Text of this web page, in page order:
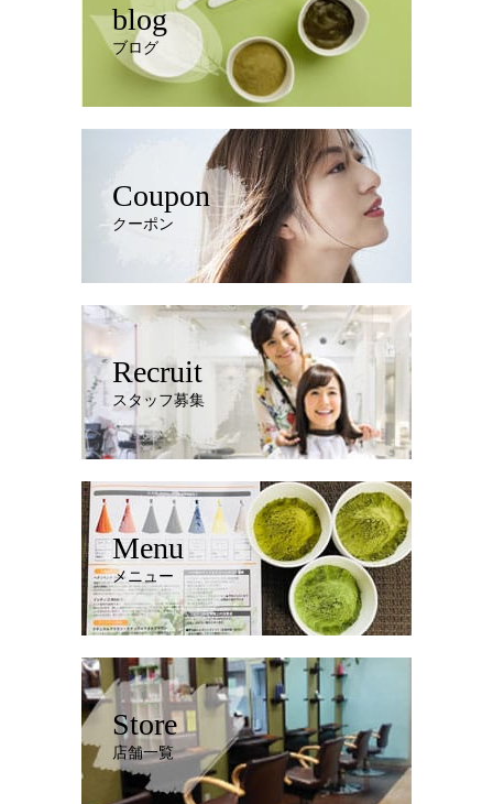
blog
ブログ
Coupon
クーポン
Recruit
スタッフ募集
Menu
メニュー
Store
店舗一覧